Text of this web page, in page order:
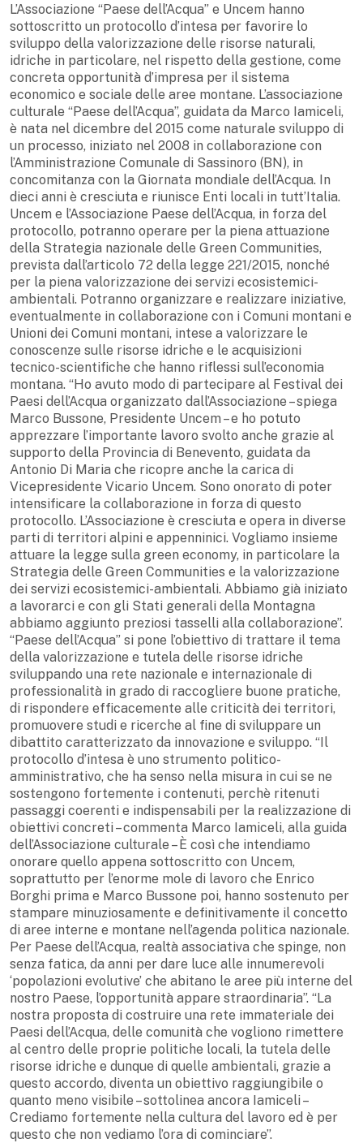
L’Associazione “Paese dell’Acqua” e Uncem hanno
sottoscritto un protocollo d’intesa per favorire lo
sviluppo della valorizzazione delle risorse naturali,
idriche in particolare, nel rispetto della gestione, come
concreta opportunità d’impresa per il sistema
economico e sociale delle aree montane. L’associazione
culturale “Paese dell’Acqua”, guidata da Marco Iamiceli,
è nata nel dicembre del 2015 come naturale sviluppo di
un processo, iniziato nel 2008 in collaborazione con
l’Amministrazione Comunale di Sassinoro (BN), in
concomitanza con la Giornata mondiale dell’Acqua. In
dieci anni è cresciuta e riunisce Enti locali in tutt’Italia.
Uncem e l’Associazione Paese dell’Acqua, in forza del
protocollo, potranno operare per la piena attuazione
della Strategia nazionale delle Green Communities,
prevista dall’articolo 72 della legge 221/2015, nonché
per la piena valorizzazione dei servizi ecosistemici-
ambientali. Potranno organizzare e realizzare iniziative,
eventualmente in collaborazione con i Comuni montani e
Unioni dei Comuni montani, intese a valorizzare le
conoscenze sulle risorse idriche e le acquisizioni
tecnico-scientifiche che hanno riflessi sull’economia
montana. “Ho avuto modo di partecipare al Festival dei
Paesi dell’Acqua organizzato dall’Associazione – spiega
Marco Bussone, Presidente Uncem – e ho potuto
apprezzare l’importante lavoro svolto anche grazie al
supporto della Provincia di Benevento, guidata da
Antonio Di Maria che ricopre anche la carica di
Vicepresidente Vicario Uncem. Sono onorato di poter
intensificare la collaborazione in forza di questo
protocollo. L’Associazione è cresciuta e opera in diverse
parti di territori alpini e appenninici. Vogliamo insieme
attuare la legge sulla green economy, in particolare la
Strategia delle Green Communities e la valorizzazione
dei servizi ecosistemici-ambientali. Abbiamo già iniziato
a lavorarci e con gli Stati generali della Montagna
abbiamo aggiunto preziosi tasselli alla collaborazione”.
“Paese dell’Acqua” si pone l’obiettivo di trattare il tema
della valorizzazione e tutela delle risorse idriche
sviluppando una rete nazionale e internazionale di
professionalità in grado di raccogliere buone pratiche,
di rispondere efficacemente alle criticità dei territori,
promuovere studi e ricerche al fine di sviluppare un
dibattito caratterizzato da innovazione e sviluppo. “Il
protocollo d’intesa è uno strumento politico-
amministrativo, che ha senso nella misura in cui se ne
sostengono fortemente i contenuti, perchè ritenuti
passaggi coerenti e indispensabili per la realizzazione di
obiettivi concreti – commenta Marco Iamiceli, alla guida
dell’Associazione culturale – È così che intendiamo
onorare quello appena sottoscritto con Uncem,
soprattutto per l’enorme mole di lavoro che Enrico
Borghi prima e Marco Bussone poi, hanno sostenuto per
stampare minuziosamente e definitivamente il concetto
di aree interne e montane nell’agenda politica nazionale.
Per Paese dell’Acqua, realtà associativa che spinge, non
senza fatica, da anni per dare luce alle innumerevoli
‘popolazioni evolutive’ che abitano le aree più interne del
nostro Paese, l’opportunità appare straordinaria”. “La
nostra proposta di costruire una rete immateriale dei
Paesi dell’Acqua, delle comunità che vogliono rimettere
al centro delle proprie politiche locali, la tutela delle
risorse idriche e dunque di quelle ambientali, grazie a
questo accordo, diventa un obiettivo raggiungibile o
quanto meno visibile – sottolinea ancora Iamiceli –
Crediamo fortemente nella cultura del lavoro ed è per
questo che non vediamo l’ora di cominciare”.